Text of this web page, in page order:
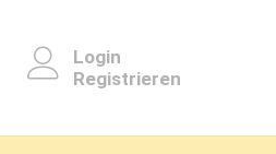
Login
Registrieren